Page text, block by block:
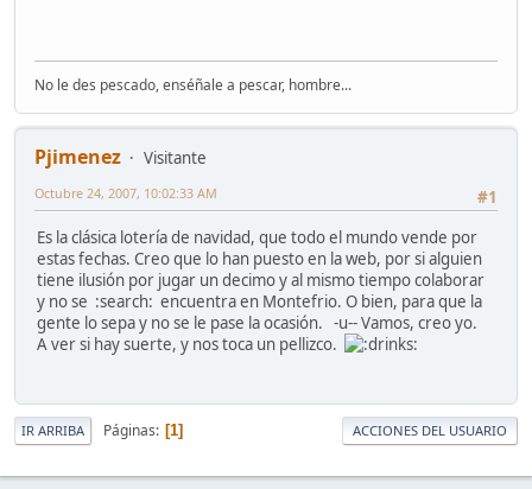
No le des pescado, enséñale a pescar, hombre...
Pjimenez
Visitante
#1
Octubre 24, 2007, 10:02:33 AM
Es la clásica lotería de navidad, que todo el mundo vende por
estas fechas. Creo que lo han puesto en la web, por si alguien
tiene ilusión por jugar un decimo y al mismo tiempo colaborar
y no se :search: encuentra en Montefrio. O bien, para que la
gente lo sepa y no se le pase la ocasión. -u-- Vamos, creo yo.
A ver si hay suerte, y nos toca un pellizco.
IR ARRIBA Páginas 1 ACCIONES DEL USUARIO